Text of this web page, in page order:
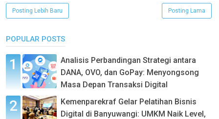
Posting Lebih Baru Posting Lama
POPULAR POSTS
Analisis Perbandingan Strategi antara
DANA, OVO, dan GoPay: Menyongsong
Masa Depan Transaksi Digital
Kemenparekraf Gelar Pelatihan Bisnis
Digital di Banyuwangi: UMKM Naik Level,